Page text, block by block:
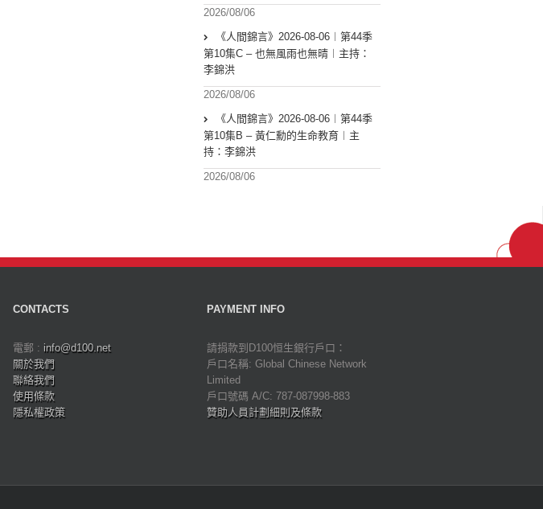
2026/08/06
《人間錦言》2026-08-06︱第44季
第10集C – 也無風雨也無晴︱主持：
李錦洪
2026/08/06
《人間錦言》2026-08-06︱第44季
第10集B – 黃仁勳的生命教育︱主
持：李錦洪
2026/08/06
CONTACTS
電郵 : info@d100.net
關於我們
聯絡我們
使用條款
隱私權政策
PAYMENT INFO
請捐款到D100恒生銀行戶口：
戶口名稱: Global Chinese Network
Limited
戶口號碼 A/C: 787-087998-883
贊助人員計劃細則及條款